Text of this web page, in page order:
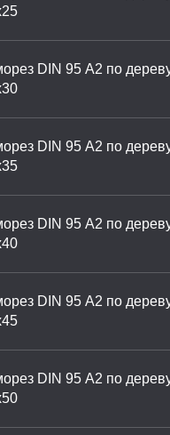
DIN 95 А2 по
DIN 95 А2 по
DIN 95 А2 по
DIN 95 А2 по
DIN 95 А2 по